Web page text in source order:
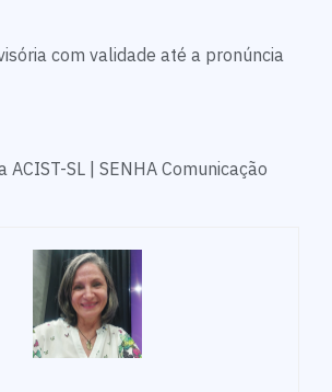
com validade até a pronúncia
SL | SENHA Comunicação